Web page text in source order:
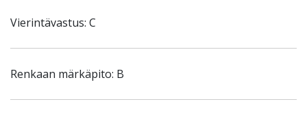
Vierintävastus: C
Renkaan märkäpito: B